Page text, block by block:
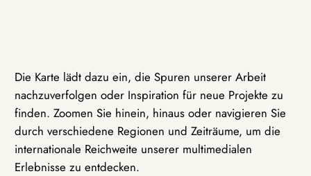
Die Karte lädt dazu ein, die Spuren unserer Arbeit
nachzuverfolgen oder Inspiration für neue Projekte zu
finden. Zoomen Sie hinein, hinaus oder navigieren Sie
durch verschiedene Regionen und Zeiträume, um die
internationale Reichweite unserer multimedialen
Erlebnisse zu entdecken.